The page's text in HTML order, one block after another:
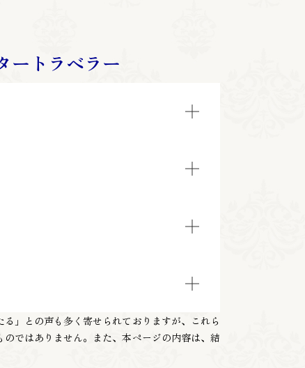
ートラベラー
」との声も多く寄せられておりますが、これら
ではありません。また、本ページの内容は、結